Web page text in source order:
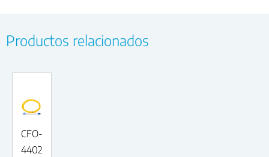
Productos relacionados
CFO-
4402